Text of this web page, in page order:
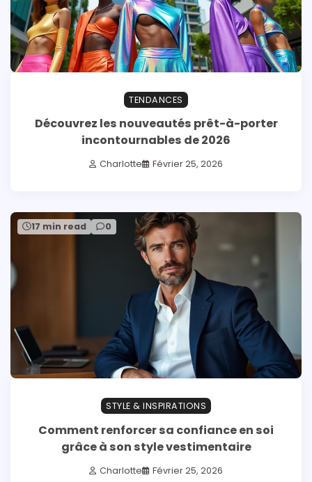
TENDANCES
Découvrez les nouveautés prêt-à-porter
incontournables de 2026
Charlotte Février 25, 2026
17 min read 0
STYLE & INSPIRATIONS
Comment renforcer sa confiance en soi
grâce à son style vestimentaire
Charlotte Février 25, 2026